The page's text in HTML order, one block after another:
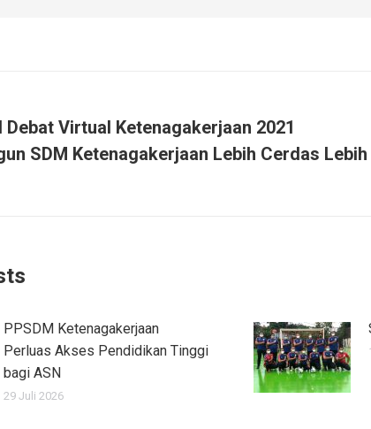
Debat Virtual Ketenagakerjaan 2021
SDM Ketenagakerjaan Lebih Cerdas Lebih
PPSDM Ketenagakerjaan
Perluas Akses Pendidikan Tinggi
bagi ASN
29 Juli 2026